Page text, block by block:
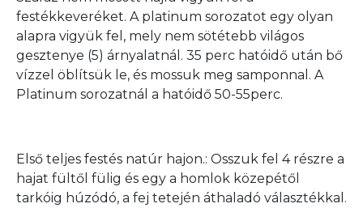
festékkeveréket. A platinum sorozatot egy olyan
alapra vigyük fel, mely nem sötétebb világos
gesztenye (5) árnyalatnál. 35 perc hatóidő után bő
vízzel öblítsük le, és mossuk meg samponnal. A
Platinum sorozatnál a hatóidő 50-55perc.
Első teljes festés natúr hajon.: Osszuk fel 4 részre a
hajat fültől fülig és egy a homlok közepétől
tarkóig húzódó, a fej tetején áthaladó választékkal.